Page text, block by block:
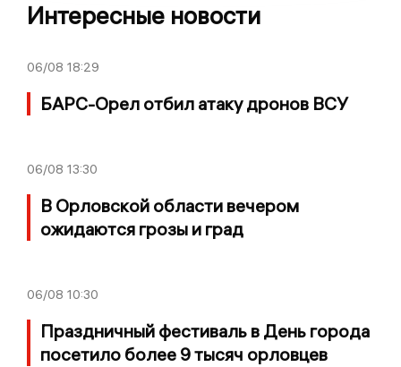
Интересные новости
06/08 18:29
БАРС-Орел отбил атаку дронов ВСУ
06/08 13:30
В Орловской области вечером
ожидаются грозы и град
06/08 10:30
Праздничный фестиваль в День города
посетило более 9 тысяч орловцев